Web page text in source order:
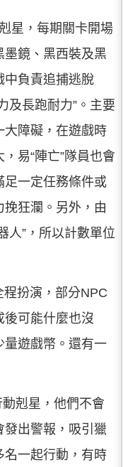
星，每期關卡開場
鏡、黑西裝及黑
中負責追捕逃脫
及長跑耐力”。主要
大障礙，在遊戲時
易“陣亡”隊員也會
足一定任務條件或
狂瀾。另外，由
人”，所以計數單位
扮演，部分NPC
可能什麼也沒
量遊戲幣。還有一
剋星，他們不會
發出警報，吸引獵
名一起行動，有時